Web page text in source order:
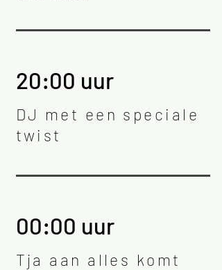
20:00 uur
DJ met een speciale
twist
00:00 uur
Tja aan alles komt